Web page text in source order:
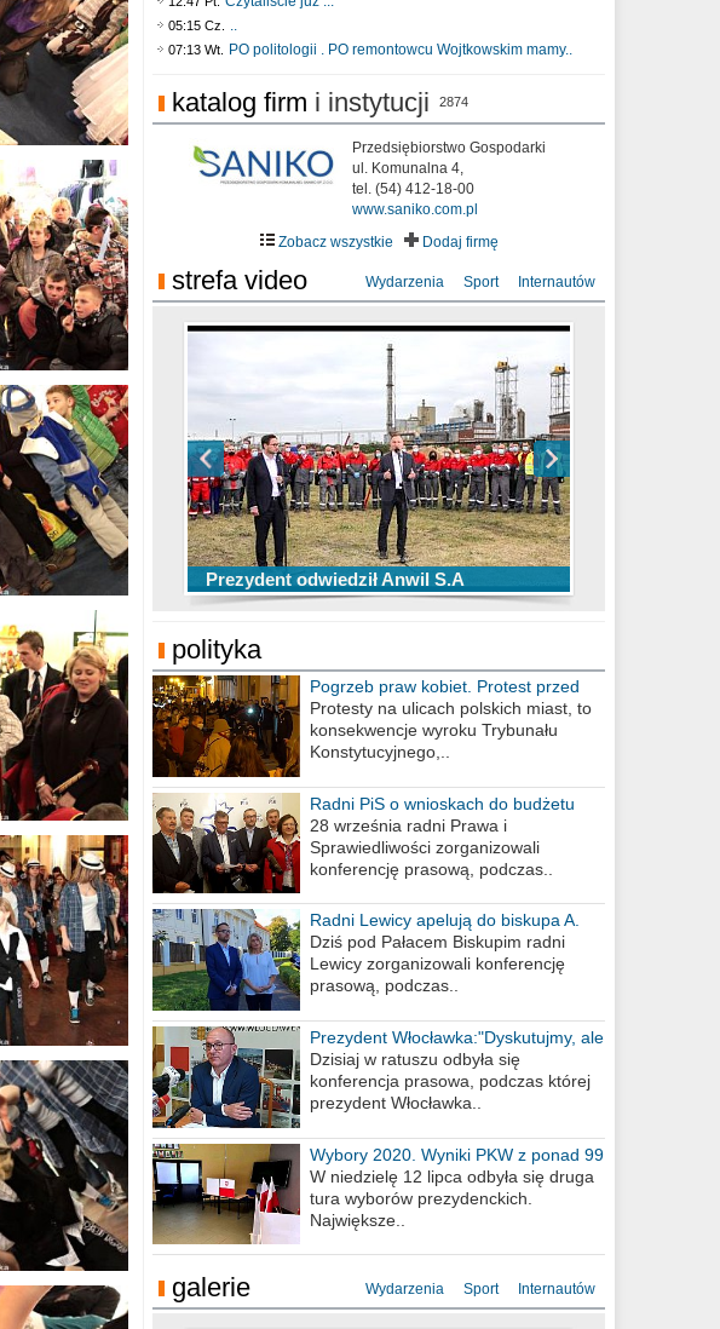
05:15 Cz. ..
07:13 Wt. PO politologii . PO remontowcu Wojtkowskim mamy..
katalog firm i instytucji 2874
Przedsiębiorstwo Gospodarki
ul. Komunalna 4,
tel. (54) 412-18-00
www.saniko.com.pl
Zobacz wszystkie
Dodaj firmę
strefa video Wydarzenia Sport Internautów
Prezydent odwiedził Anwil S.A
TOP 10 przechwytów Anwilu Włocławek
w EBL w sezonie 2019/2020
TOP 5 rzutów Anwilu Włocławek w BCL
w sezonie 2019/2020
Ni To Ponk - W oczach mamy strach
sixf33t .Last Year DRONE FOOTAGE
Włocławek
XXIII Sesja Rady Miasta Włocławek VIII
kadencji w dniu 09.06.2020 r.
polityka
Pogrzeb praw kobiet. Protest przed
biurem poselskim PiS
Protesty na ulicach polskich miast, to
konsekwencje wyroku Trybunału
Konstytucyjnego,..
Radni PiS o wnioskach do budżetu
miasta na 2021 rok
28 września radni Prawa i
Sprawiedliwości zorganizowali
konferencję prasową, podczas..
Radni Lewicy apelują do biskupa A.
Wiesława Meringa
Dziś pod Pałacem Biskupim radni
Lewicy zorganizowali konferencję
prasową, podczas..
Prezydent Włocławka:"Dyskutujmy, ale
nie obrażajmy się”
Dzisiaj w ratuszu odbyła się
konferencja prasowa, podczas której
prezydent Włocławka..
Wybory 2020. Wyniki PKW z ponad 99
procent obwodów
W niedzielę 12 lipca odbyła się druga
tura wyborów prezydenckich.
Największe..
galerie Wydarzenia Sport Internautów
Konkurs fotograficzny "Co to za